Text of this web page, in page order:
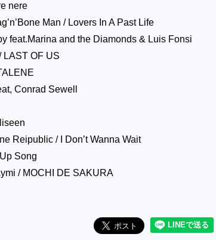
nere
Man / Lovers In A Past Life
feat.Marina and the Diamonds & Luis Fonsi
OF US
Conrad Sewell
Reipublic / I Don’t Wanna Wait
Song
/ MOCHI DE SAKURA